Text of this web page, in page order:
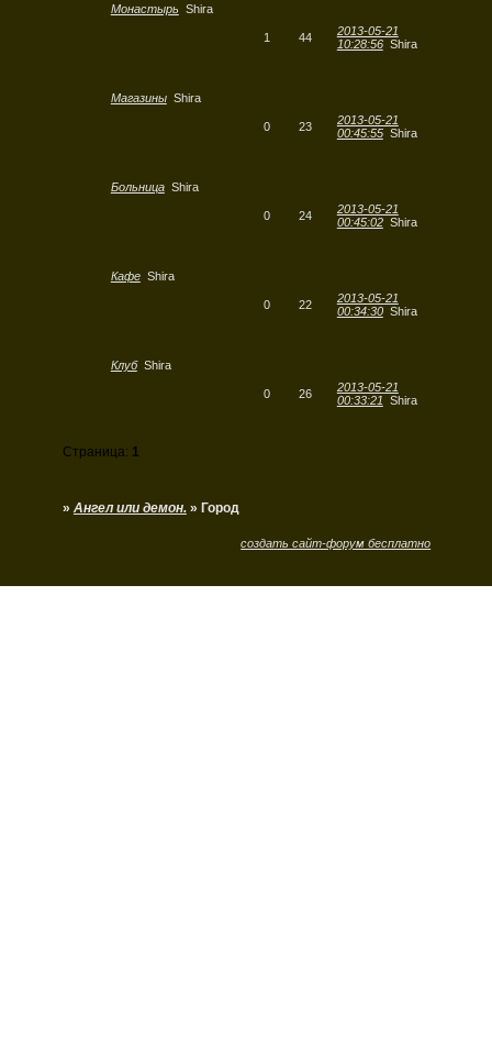
Монастырь Shira
1 44
2013-05-21
10:28:56 Shira
Магазины Shira
0 23
2013-05-21
00:45:55 Shira
Больница Shira
0 24
2013-05-21
00:45:02 Shira
Кафе Shira
0 22
2013-05-21
00:34:30 Shira
Клуб Shira
0 26
2013-05-21
00:33:21 Shira
Страница: 1
» Ангел или демон. » Город
создать сайт-форум бесплатно